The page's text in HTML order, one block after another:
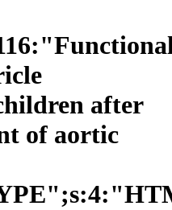
after
of aortic